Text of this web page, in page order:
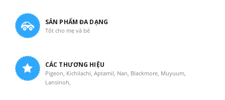
SẢN PHẨM ĐA DẠNG
Tốt cho mẹ và bé
CÁC THƯƠNG HIỆU
Pigeon, Kichilachi, Aptamil, Nan, Blackmore, Muyuum,
Lansinoh,